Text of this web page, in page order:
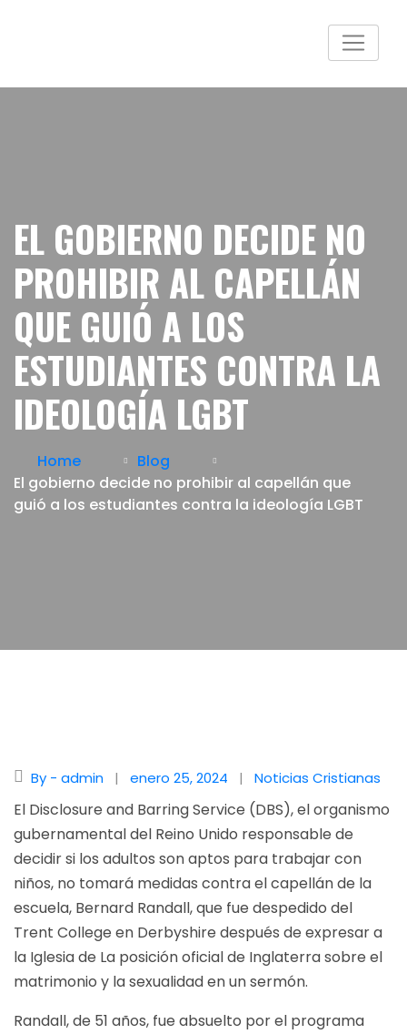
EL GOBIERNO DECIDE NO
PROHIBIR AL CAPELLÁN
QUE GUIÓ A LOS
ESTUDIANTES CONTRA LA
IDEOLOGÍA LGBT
Home
Blog
El gobierno decide no prohibir al capellán que
guió a los estudiantes contra la ideología LGBT
By - admin enero 25, 2024 Noticias Cristianas
El Disclosure and Barring Service (DBS), el organismo
gubernamental del Reino Unido responsable de
decidir si los adultos son aptos para trabajar con
niños, no tomará medidas contra el capellán de la
escuela, Bernard Randall, que fue despedido del
Trent College en Derbyshire después de expresar a
la Iglesia de La posición oficial de Inglaterra sobre el
matrimonio y la sexualidad en un sermón.
Randall, de 51 años, fue absuelto por el programa